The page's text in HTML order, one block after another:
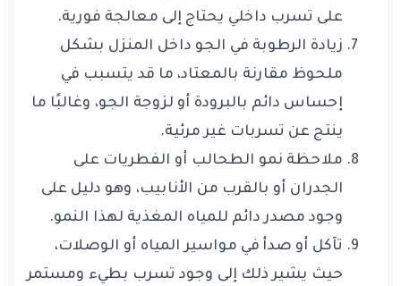
على تسرب داخلي يحتاج إلى معالجة فورية.
زيادة الرطوبة في الجو داخل المنزل بشكل
ملحوظ مقارنة بالمعتاد، ما قد يتسبب في
إحساس دائم بالبرودة أو لزوجة الجو، وغالبًا ما
ينتج عن تسربات غير مرئية.
ملاحظة نمو الطحالب أو الفطريات على
الجدران أو بالقرب من الأنابيب، وهو دليل على
وجود مصدر دائم للمياه المغذية لهذا النمو.
تآكل أو صدأ في مواسير المياه أو الوصلات،
حيث يشير ذلك إلى وجود تسرب بطيء ومستمر